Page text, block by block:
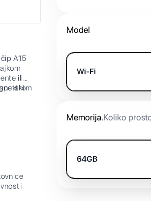
A15
ili
i
Model
Wi-Fi
Memorija.Koliko
64GB